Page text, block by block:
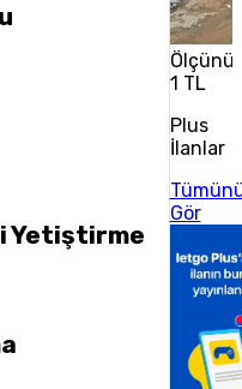
Yetiştirme
1 TL
Plus
İlanlar
Gör